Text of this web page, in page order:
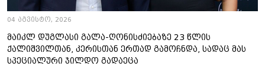
04 აგვისტო, 2026
მაიკლ დუგლასი გალა-ღონისძიებაზე 23 წლის
ქალიშვილთან, კერისთან ერთად გამოჩნდა, სადაც მას
სპეციალური ჯილდო გადაეცა